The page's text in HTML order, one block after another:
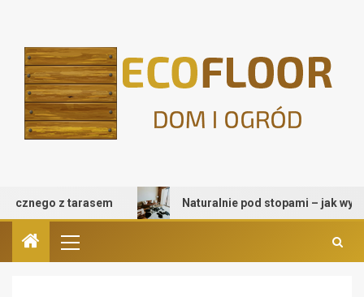
z tarasem Naturalnie pod stopami – jak wybrać